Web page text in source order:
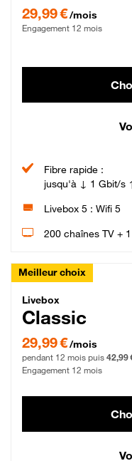
29,99 €/mois
Engagement 12 mois
Fibre rapide :
jusqu'à ↓ 1 Gbit/s
Livebox 5 : Wifi 5
200 chaînes TV +
Meilleur choix
Livebox
Livebox
Classic
29,99 € par mois pendant
29,99 €/mois
pendant 12 mois puis 42,99
Engagement 12 mois